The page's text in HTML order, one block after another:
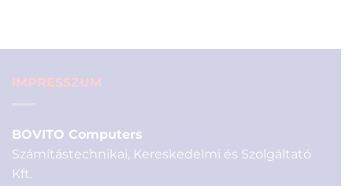
IMPRESSZUM
BOVITO Computers
Számítástechnikai, Kereskedelmi és Szolgáltató
Kft.